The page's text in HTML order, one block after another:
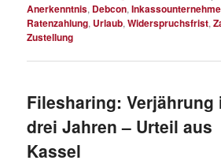
Anerkenntnis, Debcon,
Ratenzahlung, Urlaub,Widerspruchsfrist,
Zustellung
Filesharing: Verjährung
drei Jahren – Urteil aus
Kassel